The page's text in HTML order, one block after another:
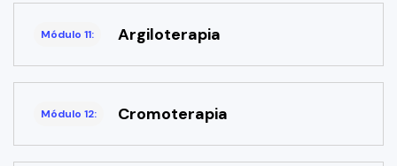
Módulo 11: Argiloterapia
Módulo 12: Cromoterapia